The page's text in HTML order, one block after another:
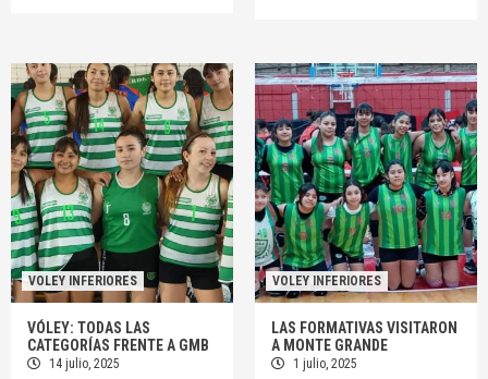
VOLEY INFERIORES
VÓLEY: TODAS LAS
CATEGORÍAS FRENTE A GMB
14 julio, 2025
VOLEY INFERIORES
LAS FORMATIVAS VISITARON
A MONTE GRANDE
1 julio, 2025